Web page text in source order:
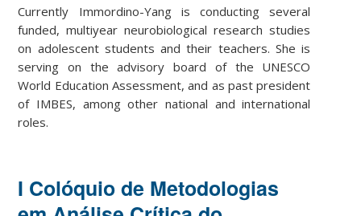
Currently Immordino-Yang is conducting several
funded, multiyear neurobiological research studies
on adolescent students and their teachers. She is
serving on the advisory board of the UNESCO
World Education Assessment, and as past president
of IMBES, among other national and international
roles.
I Colóquio de Metodologias